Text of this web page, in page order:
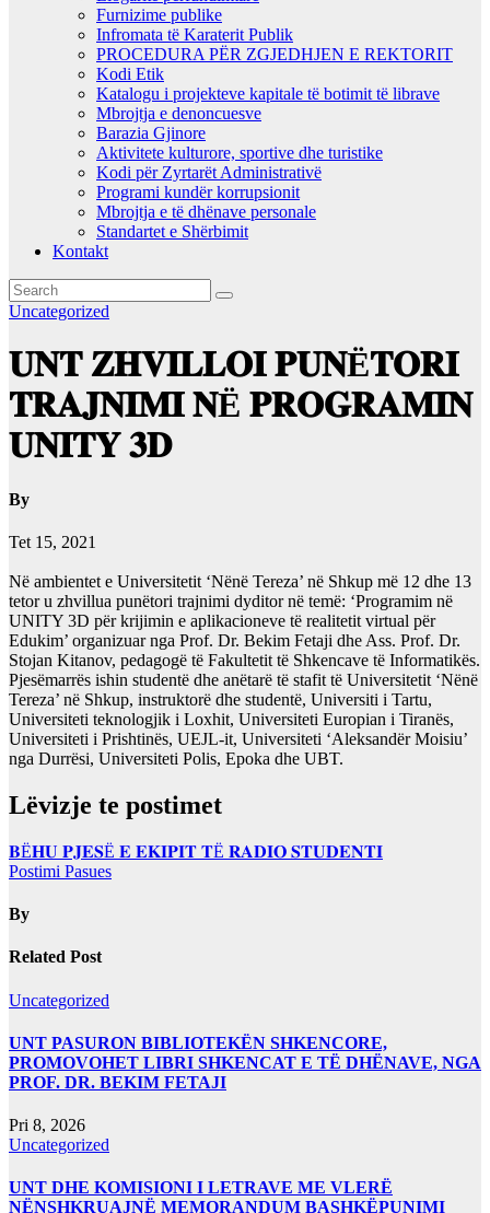
Furnizime publike
Infromata të Karaterit Publik
PROCEDURA PËR ZGJEDHJEN E REKTORIT
Kodi Etik
Katalogu i projekteve kapitale të botimit të librave
Mbrojtja e denoncuesve
Barazia Gjinore
Aktivitete kulturore, sportive dhe turistike
Kodi për Zyrtarët Administrativë
Programi kundër korrupsionit
Mbrojtja e të dhënave personale
Standartet e Shërbimit
Kontakt
Uncategorized
𝐔𝐍𝐓 𝐙𝐇𝐕𝐈𝐋𝐋𝐎𝐈 𝐏𝐔𝐍Ë𝐓𝐎𝐑𝐈
𝐓𝐑𝐀𝐉𝐍𝐈𝐌𝐈 𝐍Ë 𝐏𝐑𝐎𝐆𝐑𝐀𝐌𝐈𝐍
𝐔𝐍𝐈𝐓𝐘 𝟑𝐃
By
Tet 15, 2021
Në ambientet e Universitetit ‘Nënë Tereza’ në Shkup më 12 dhe 13
tetor u zhvillua punëtori trajnimi dyditor në temë: ‘Programim në
UNITY 3D për krijimin e aplikacioneve të realitetit virtual për
Edukim’ organizuar nga Prof. Dr. Bekim Fetaji dhe Ass. Prof. Dr.
Stojan Kitanov, pedagogë të Fakultetit të Shkencave të Informatikës.
Pjesëmarrës ishin studentë dhe anëtarë të stafit të Universitetit ‘Nënë
Tereza’ në Shkup, instruktorë dhe studentë, Universiti i Tartu,
Universiteti teknologjik i Loxhit, Universiteti Europian i Tiranës,
Universiteti i Prishtinës, UEJL-it, Universiteti ‘Aleksandër Moisiu’
nga Durrësi, Universiteti Polis, Epoka dhe UBT.
Lëvizje te postimet
𝐁Ë𝐇𝐔 𝐏𝐉𝐄𝐒Ë 𝐄 𝐄𝐊𝐈𝐏𝐈𝐓 𝐓Ë 𝐑𝐀𝐃𝐈𝐎 𝐒𝐓𝐔𝐃𝐄𝐍𝐓𝐈
Postimi Pasues
By
Related Post
Uncategorized
UNT PASURON BIBLIOTEKËN SHKENCORE,
PROMOVOHET LIBRI SHKENCAT E TË DHËNAVE, NGA
PROF. DR. BEKIM FETAJI
Pri 8, 2026
Uncategorized
UNT DHE KOMISIONI I LETRAVE ME VLERË
NËNSHKRUAJNË MEMORANDUM BASHKËPUNIMI